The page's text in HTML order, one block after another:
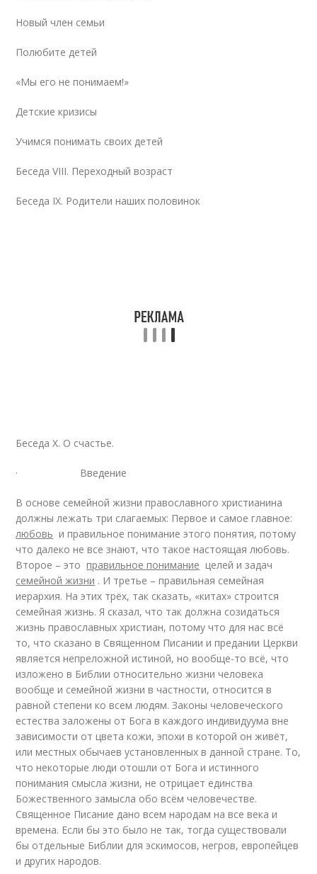
Новый член семьи
Полюбите детей
«Мы его не понимаем!»
Детские кризисы
Учимся понимать своих детей
Беседа VIII. Переходный возраст
Беседа IX. Родители наших половинок
Беседа Х. О счастье.
· Введение
В основе семейной жизни православного христианина
должны лежать три слагаемых: Первое и самое главное:
любовь и правильное понимание этого понятия, потому
что далеко не все знают, что такое настоящая любовь.
Второе – этоправильное понимание целей и задач
семейной жизни . И третье – правильная семейная
иерархия. На этих трёх, так сказать, «китах» строится
семейная жизнь. Я сказал, что так должна созидаться
жизнь православных христиан, потому что для нас всё
то, что сказано в Священном Писании и предании Церкви
является непреложной истиной, но вообще-то всё, что
изложено в Библии относительно жизни человека
вообще и семейной жизни в частности, относится в
равной степени ко всем людям. Законы человеческого
естества заложены от Бога в каждого индивидуума вне
зависимости от цвета кожи, эпохи в которой он живёт,
или местных обычаев установленных в данной стране. То,
что некоторые люди отошли от Бога и истинного
понимания смысла жизни, не отрицает единства
Божественного замысла обо всём человечестве.
Священное Писание дано всем народам на все века и
времена. Если бы это было не так, тогда существовали
бы отдельные Библии для эскимосов, негров, европейцев
и других народов.